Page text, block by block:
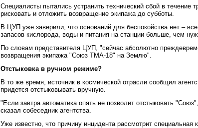
Специалисты пытались устранить технический сбой в течение
рисковать и отложить возвращение экипажа до субботы.
В ЦУП уже заверили, что оснований для беспокойства нет –
запасов кислорода, воды и питания на станции больше, чем
По словам представителя ЦУП, "сейчас абсолютно
возвращения экипажа "Союз ТМА-18" на Землю".
Отстыковка в ручном режиме?
В то же время, источник в космической отрасли сообщил
придется отстыковывать вручную.
"Если завтра автоматика опять не позволит отстыковать
сказал собеседник агентства.
Уже известно, что причину инцидента рассмотрит специальная